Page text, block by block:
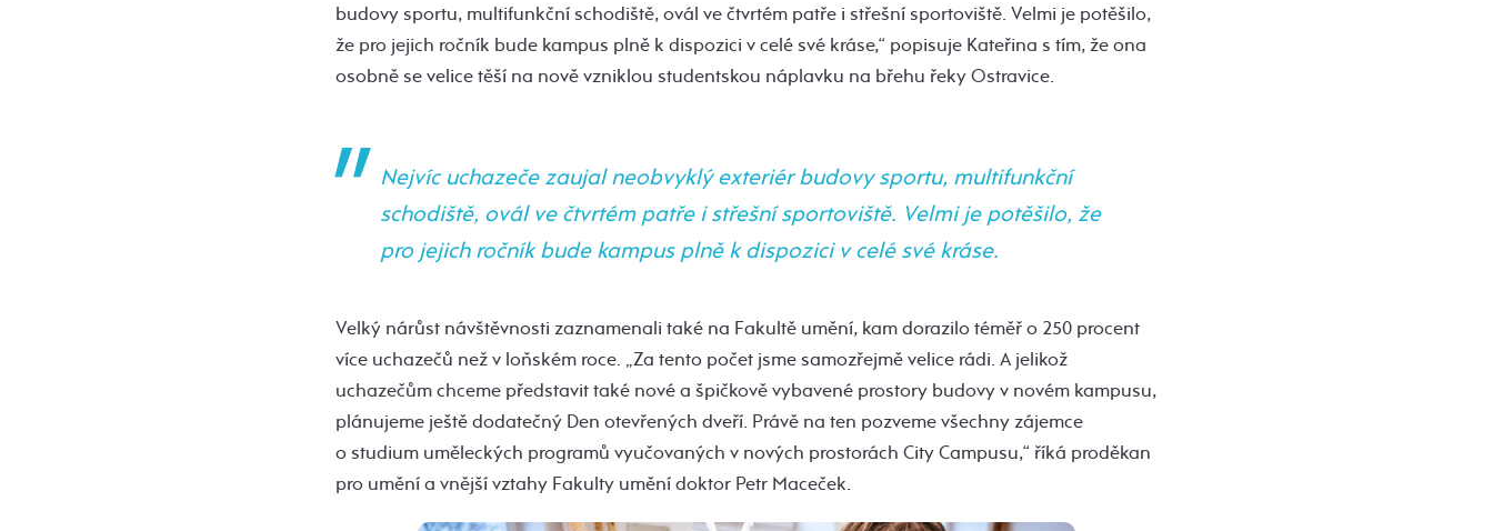
budovy sportu, multifunkční schodiště, ovál ve čtvrtém patře i střešní sportoviště. Velmi je potěšilo,
že pro jejich ročník bude kampus plně k dispozici v celé své kráse,“ popisuje Kateřina s tím, že ona
osobně se velice těší na nově vzniklou studentskou náplavku na břehu řeky Ostravice.
Nejvíc uchazeče zaujal neobvyklý exteriér budovy sportu, multifunkční
schodiště, ovál ve čtvrtém patře i střešní sportoviště. Velmi je potěšilo, že
pro jejich ročník bude kampus plně k dispozici v celé své kráse.
Velký nárůst návštěvnosti zaznamenali také na Fakultě umění, kam dorazilo téměř o 250 procent
více uchazečů než v loňském roce. „Za tento počet jsme samozřejmě velice rádi. A jelikož
uchazečům chceme představit také nové a špičkově vybavené prostory budovy v novém kampusu,
plánujeme ještě dodatečný Den otevřených dveří. Právě na ten pozveme všechny zájemce
o studium uměleckých programů vyučovaných v nových prostorách City Campusu,“ říká proděkan
pro umění a vnější vztahy Fakulty umění doktor Petr Maceček.